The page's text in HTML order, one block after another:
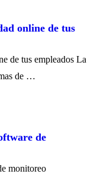
online de tus
de tus empleados La
de …
de
monitoreo